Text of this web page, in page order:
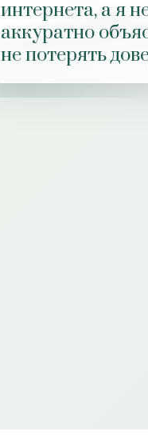
интернета, а я
аккуратно
не потерять